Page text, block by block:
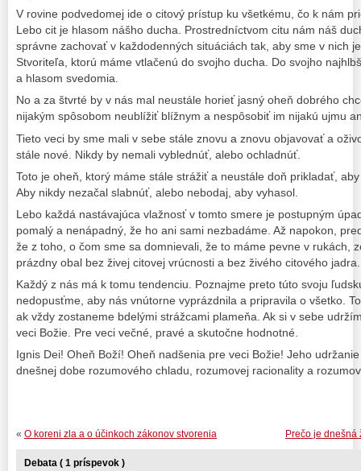
V rovine podvedomej ide o citový prístup ku všetkému, čo k nám
Lebo cit je hlasom nášho ducha. Prostredníctvom citu nám náš
správne zachovať v každodenných situáciách tak, aby sme v nich
Stvoriteľa, ktorú máme vtlačenú do svojho ducha. Do svojho
a hlasom svedomia.
No a za štvrté by v nás mal neustále horieť jasný oheň dobrého
nijakým spôsobom neublížiť blížnym a nespôsobiť im nijakú ujmu
Tieto veci by sme mali v sebe stále znovu a znovu objavovať a
stále nové. Nikdy by nemali vyblednúť, alebo ochladnúť.
Toto je oheň, ktorý máme stále strážiť a neustále doň prikladať,
Aby nikdy nezačal slabnúť, alebo nebodaj, aby vyhasol.
Lebo každá nastávajúca vlažnosť v tomto smere je postupným
pomalý a nenápadný, že ho ani sami nezbadáme. Až napokon,
že z toho, o čom sme sa domnievali, že to máme pevne v rukách,
prázdny obal bez živej citovej vrúcnosti a bez živého citového jadra.
Každý z nás má k tomu tendenciu. Poznajme preto túto svoju
nedopusťme, aby nás vnútorne vyprázdnila a pripravila o všetko.
ak vždy zostaneme bdelými strážcami plameňa. Ak si v sebe
veci Božie. Pre veci večné, pravé a skutočne hodnotné.
Ignis Dei! Oheň Boží! Oheň nadšenia pre veci Božie! Jeho
dnešnej dobe rozumového chladu, rozumovej racionality a
Prečo je
« O koreni zla a o účinkoch zákonov stvorenia
Debata ( 1 príspevok )